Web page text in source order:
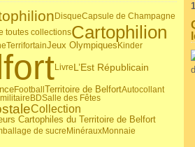
DisqueCapsule de Champagne
toutes collectionsCartophilion
TerrifortainJeux OlympiquesKinder
LivreL’Est Républicain
FootballTerritoire de BelfortAutocollant
BDSalle des Fêtes
Collection
Cartophiles du Territoire de Belfort
de sucreMinérauxMonnaie